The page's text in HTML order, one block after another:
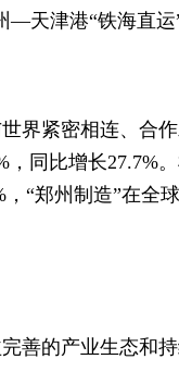
—天津港“铁海直
紧密相连、合作
，同比增长27.7%
“郑州制造”在全
的产业生态和持